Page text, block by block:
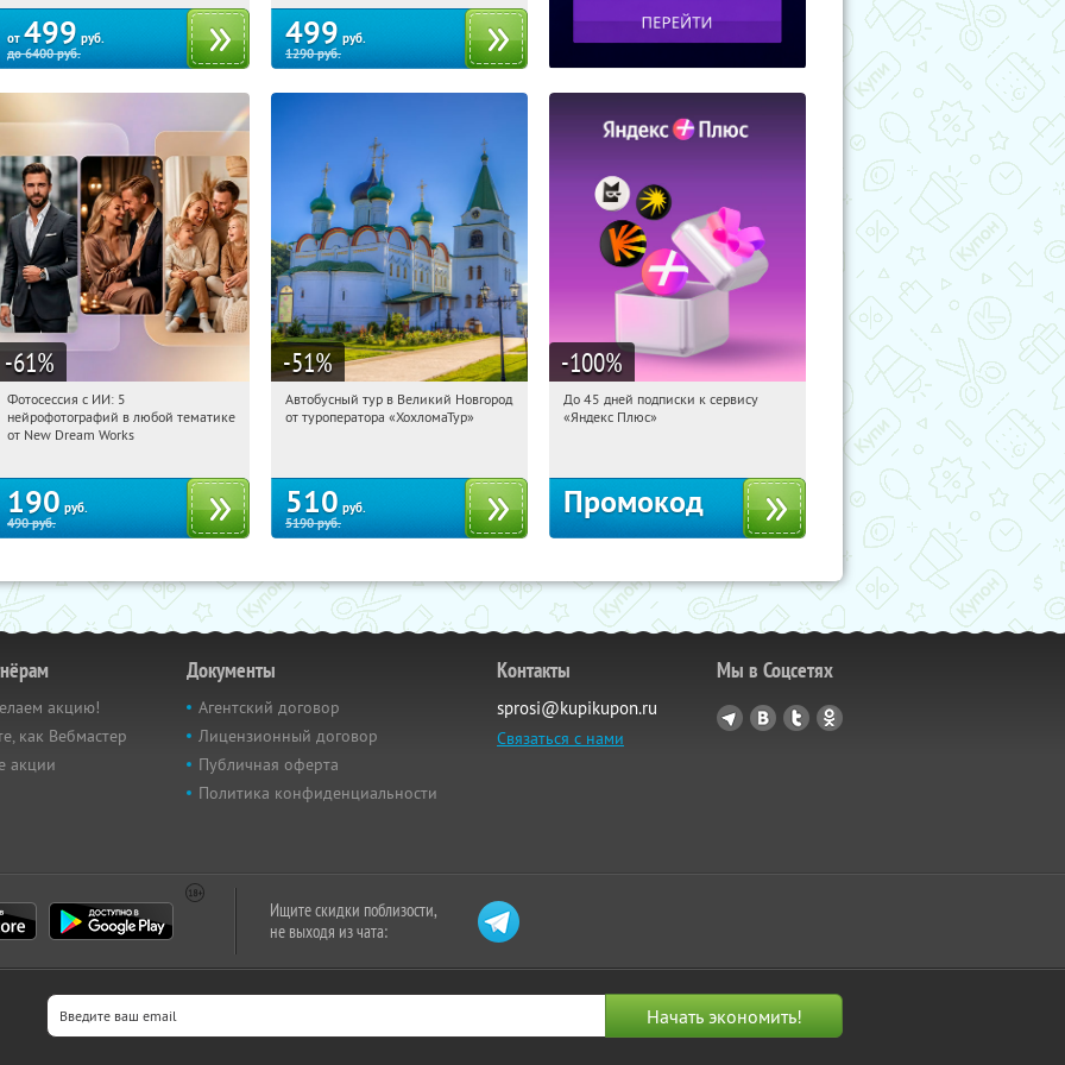
от 499 руб.
до6400руб.
499 руб.
1290руб.
-61%
22:52:46
Россия
Фотосессия с ИИ: 5
нейрофотографий в любой тематике
от New Dream Works
190 руб.
490руб.
-51%
22:52:46 Купили:2
Автобусный тур в Великий Новгород
от туроператора «ХохломаТур»
510 руб.
5190руб.
-100%
22:52:46 Получили:
До 45 дней подписки к сервису
«Яндекс Плюс»
Промокод
акцию!
как Вебмастер
акции
Документы
Агентский договор
Лицензионный договор
Публичная оферта
Политика конфиденциальности
Контакты
sprosi@kupikupon.ru
Связаться с нами
Мы в Соцсетях
Ищите скидки поблизости,
не выходя из чата: